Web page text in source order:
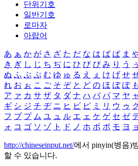
단위기호
일반기호
로마자
아랍어
あ ぁ か が さ ざ た だ な は ば ぱ ま
き ぎ し じ ち ぢ に ひ び ぴ み り う ぅ
ぬ ふ ぶ ぷ む ゆ ゅ る え ぇ け げ せ
れ お ぉ こ ご そ ぞ と ど の ほ ぼ ぽ
ア ァ カ サ ザ タ ダ ナ ハ バ パ マ ヤ
ギ シ ジ チ ヂ ニ ヒ ビ ピ ミ リ ウ ゥ
フ ブ プ ム ユ ュ ル エ ェ ケ ゲ セ ゼ
ォ コ ゴ ソ ゾ ト ド ノ ホ ボ ポ モ ヨ ョ
http://chineseinput.net/에서 pinyin(병음)
할 수 있습니다.